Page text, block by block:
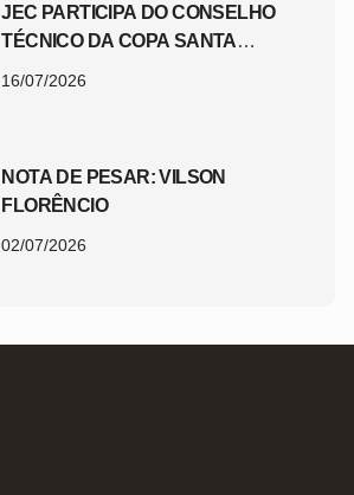
JEC PARTICIPA DO CONSELHO
TÉCNICO DA COPA SANTA
16/07/2026
NOTA DE PESAR: VILSON
FLORÊNCIO
02/07/2026